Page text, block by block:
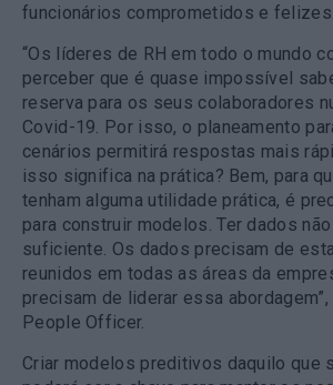
funcionários comprometidos e felizes.
“Os líderes de RH em todo o mundo
perceber que é quase impossível
reserva para os seus colaboradores
Covid-19. Por isso, o planeamento
cenários permitirá respostas mais
isso significa na prática? Bem, para
tenham alguma utilidade prática, é
para construir modelos. Ter dados
suficiente. Os dados precisam de
reunidos em todas as áreas da
precisam de liderar essa
People Officer.
Criar modelos preditivos daquilo que